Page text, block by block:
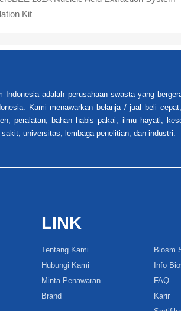
Kit
adalah perusahaan swasta yang
Kami menawarkan belanja / jual beli
peralatan, bahan habis pakai, ilmu hayati,
universitas, lembaga penelitian, dan industri.
LINK
Tentang Kami
Hubungi Kami
Minta Penawaran
Brand
Biosm
Info
FAQ
Karir